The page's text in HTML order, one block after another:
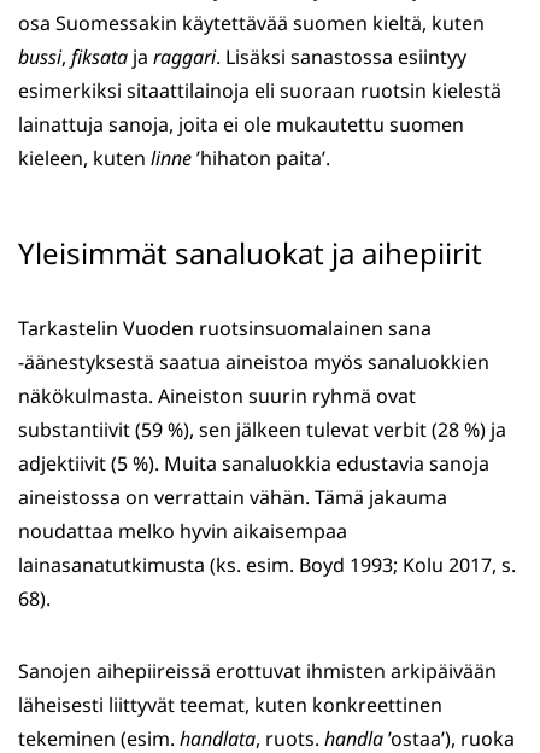
osa Suomessakin käytettävää suomen kieltä, kuten
bussi, fiksata ja raggari. Lisäksi sanastossa esiintyy
esimerkiksi sitaattilainoja eli suoraan ruotsin kielestä
lainattuja sanoja, joita ei ole mukautettu suomen
kieleen, kuten linne’hihaton paita’.
Yleisimmät sanaluokat ja aihepiirit
Tarkastelin Vuoden ruotsinsuomalainen sana
-äänestyksestä saatua aineistoa myös sanaluokkien
näkökulmasta. Aineiston suurin ryhmä ovat
substantiivit (59 %), sen jälkeen tulevat verbit (28 %) ja
adjektiivit (5 %). Muita sanaluokkia edustavia sanoja
aineistossa on verrattain vähän. Tämä jakauma
noudattaa melko hyvin aikaisempaa
lainasanatutkimusta (ks. esim. Boyd 1993; Kolu 2017, s.
68).
Sanojen aihepiireissä erottuvat ihmisten arkipäivään
läheisesti liittyvät teemat, kuten konkreettinen
tekeminen (esim. handlata, ruots. handla’ostaa’), ruoka